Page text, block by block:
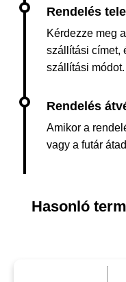
Kérdezze meg
szállítási címet,
szállítási módot.
Amikor a
vagy a futár
Hasonló